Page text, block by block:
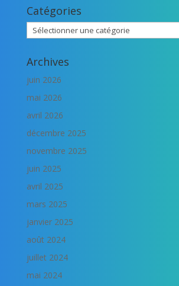
Catégories
Catégories
Archives
juin 2026
mai 2026
avril 2026
décembre 2025
novembre 2025
juin 2025
avril 2025
mars 2025
janvier 2025
août 2024
juillet 2024
mai 2024